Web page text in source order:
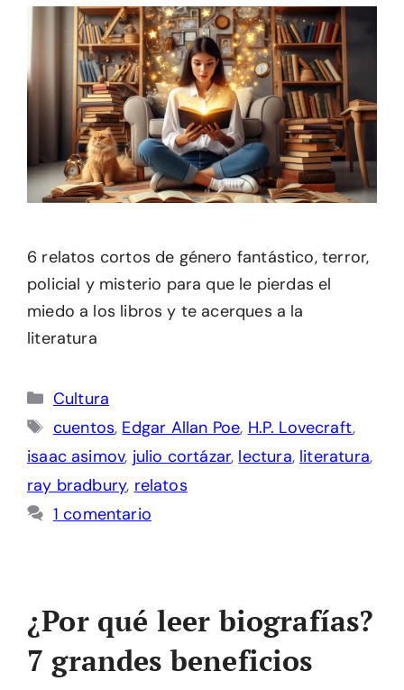
6 relatos cortos de género fantástico, terror,
policial y misterio para que le pierdas el
miedo a los libros y te acerques a la
literatura
Categorías
Cultura
Etiquetas
cuentos, Edgar Allan Poe, H.P. Lovecraft,
isaac asimov, julio cortázar, lectura, literatura,
ray bradbury, relatos
1 comentario
¿Por qué leer biografías?
7 grandes beneficios